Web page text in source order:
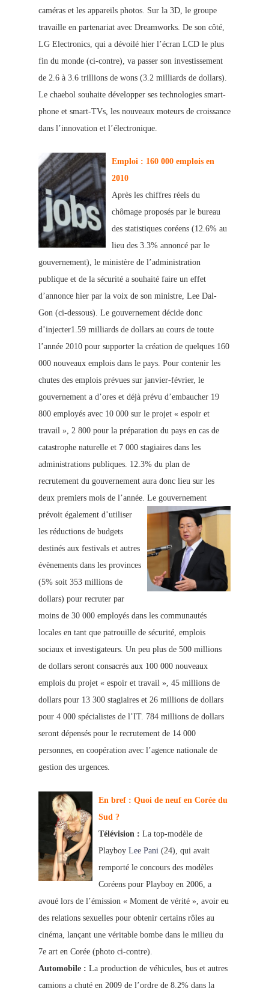
caméras et les appareils photos. Sur la 3D, le groupe
travaille en partenariat avec Dreamworks. De son côté,
LG Electronics, qui a dévoilé hier l’écran LCD le plus
fin du monde (ci-contre), va passer son investissement
de 2.6 à 3.6 trillions de wons (3.2 milliards de dollars).
Le chaebol souhaite développer ses technologies smart-
phone et smart-TVs, les nouveaux moteurs de croissance
dans l’innovation et l’électronique.
Emploi : 160 000 emplois en
2010
Après les chiffres réels du
chômage proposés par le bureau
des statistiques coréens (12.6% au
lieu des 3.3% annoncé par le
gouvernement), le ministère de l’administration
publique et de la sécurité a souhaité faire un effet
d’annonce hier par la voix de son ministre, Lee Dal-
Gon (ci-dessous). Le gouvernement décide donc
d’injecter1.59 milliards de dollars au cours de toute
l’année 2010 pour supporter la création de quelques 160
000 nouveaux emplois dans le pays. Pour contenir les
chutes des emplois prévues sur janvier-février, le
gouvernement a d’ores et déjà prévu d’embaucher 19
800 employés avec 10 000 sur le projet « espoir et
travail », 2 800 pour la préparation du pays en cas de
catastrophe naturelle et 7 000 stagiaires dans les
administrations publiques. 12.3% du plan de
recrutement du gouvernement aura donc lieu sur les
deux premiers mois de l’année. Le gouvernement
prévoit également d’utiliser
les réductions de budgets
destinés aux festivals et autres
évènements dans les provinces
(5% soit 353 millions de
dollars) pour recruter par
moins de 30 000 employés dans les communautés
locales en tant que patrouille de sécurité, emplois
sociaux et investigateurs. Un peu plus de 500 millions
de dollars seront consacrés aux 100 000 nouveaux
emplois du projet « espoir et travail », 45 millions de
dollars pour 13 300 stagiaires et 26 millions de dollars
pour 4 000 spécialistes de l’IT. 784 millions de dollars
seront dépensés pour le recrutement de 14 000
personnes, en coopération avec l’agence nationale de
gestion des urgences.
En bref : Quoi de neuf en Corée du
Sud ?
Télévision : La top-modèle de
Playboy Lee Pani (24), qui avait
remporté le concours des modèles
Coréens pour Playboy en 2006, a
avoué lors de l’émission « Moment de vérité », avoir eu
des relations sexuelles pour obtenir certains rôles au
cinéma, lançant une véritable bombe dans le milieu du
7e art en Corée (photo ci-contre).
Automobile : La production de véhicules, bus et autres
camions a chuté en 2009 de l’ordre de 8.2% dans la